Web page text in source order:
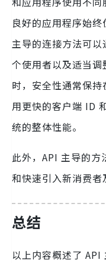
良好的应用程序始
主导的连接方法可
个使用者以及适当
时，安全性通常保
用更快的客户端 ID
统的整体性能。
此外，API 主导的
和快速引入新消费者
总结
以上内容概述了 API